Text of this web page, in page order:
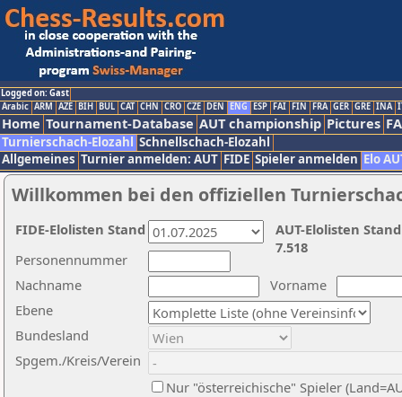
Logged on: Gast
Arabic ARM AZE BIH BUL CAT CHN CRO CZE DEN ENG ESP FAI FIN FRA GER GRE INA
Home Tournament-Database AUT championship Pictures
Turnierschach-Elozahl Schnellschach-Elozahl
Allgemeines Turnier anmelden: AUT FIDE Spieler anmelden Elo
Willkommen bei den offiziellen
Nachname
Vorname
Ebene
Personennummer
Bundesland
Spgem./Kreis/Verein
Nur "österreichische" Spieler
AUT-Elolisten
7.518
FIDE-Elolisten Stand